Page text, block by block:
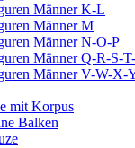
Männer K-L
Männer M
Männer N-O-P
Männer Q-R-S-
Männer V-W-X-
mit Korpus
Balken